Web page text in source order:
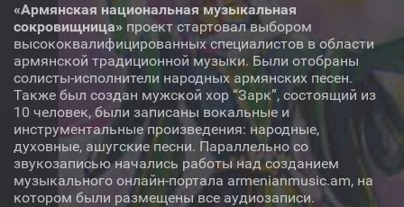
Песня о резне
Регион
Автор
Исполнитель
«Армянская национальная музыкальная
сокровищница» проект стартовал выбором
высококвалифицированных специалистов в области
армянской традиционной музыки. Были отобраны
солисты-исполнители народных армянских песен.
Также был создан мужской хор “Зарк”, состоящий из
10 человек, были записаны вокальные и
инструментальные произведения: народные,
духовные, ашугские песни. Параллельно со
звукозаписью начались работы над созданием
музыкального онлайн-портала armenianmusic.am, на
котором были размещены все аудиозаписи.